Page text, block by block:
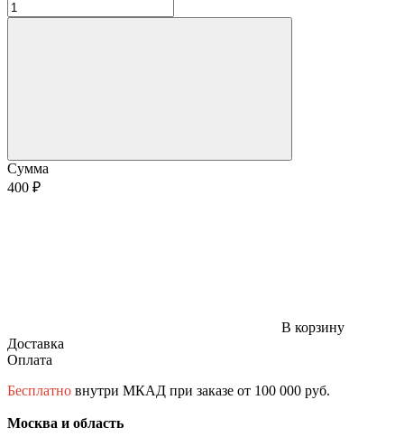
Сумма
400 ₽
В корзину
Доставка
Оплата
Бесплатно внутри МКАД при заказе от 100 000 руб.
Москва и область